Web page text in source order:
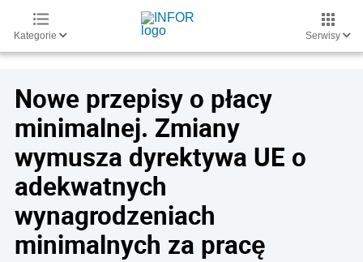
Kategorie Serwisy
Nowe przepisy o płacy
minimalnej. Zmiany
wymusza dyrektywa UE o
adekwatnych
wynagrodzeniach
minimalnych za pracę